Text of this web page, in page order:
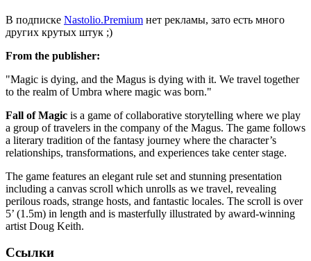
В подписке Nastolio.Premium нет рекламы, зато есть много
других крутых штук ;)
From the publisher:
"Magic is dying, and the Magus is dying with it. We travel together
to the realm of Umbra where magic was born."
Fall of Magic is a game of collaborative storytelling where we play
a group of travelers in the company of the Magus. The game follows
a literary tradition of the fantasy journey where the character’s
relationships, transformations, and experiences take center stage.
The game features an elegant rule set and stunning presentation
including a canvas scroll which unrolls as we travel, revealing
perilous roads, strange hosts, and fantastic locales. The scroll is over
5’ (1.5m) in length and is masterfully illustrated by award-winning
artist Doug Keith.
Ссылки